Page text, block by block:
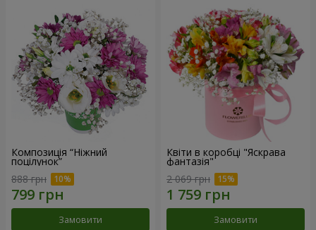
Композиція “Ніжний
поцілунок”
888 грн
Замовити
Квіти в коробці "Яскрава
фантазія"
2 069 грн
Замовити